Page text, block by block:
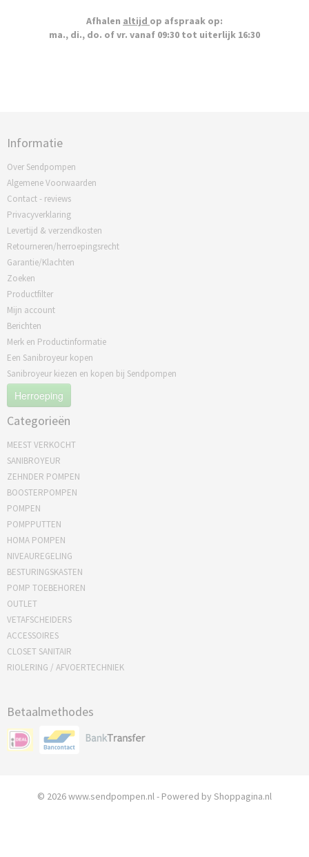
Afhalen altijd op afspraak op:
ma., di., do. of vr. vanaf 09:30 tot uiterlijk 16:30
Informatie
Over Sendpompen
Algemene Voorwaarden
Contact - reviews
Privacyverklaring
Levertijd & verzendkosten
Retourneren/herroepingsrecht
Garantie/Klachten
Zoeken
Productfilter
Mijn account
Berichten
Merk en Productinformatie
Een Sanibroyeur kopen
Sanibroyeur kiezen en kopen bij Sendpompen
Herroeping
Categorieën
MEEST VERKOCHT
SANIBROYEUR
ZEHNDER POMPEN
BOOSTERPOMPEN
POMPEN
POMPPUTTEN
HOMA POMPEN
NIVEAUREGELING
BESTURINGSKASTEN
POMP TOEBEHOREN
OUTLET
VETAFSCHEIDERS
ACCESSOIRES
CLOSET SANITAIR
RIOLERING / AFVOERTECHNIEK
Betaalmethodes
© 2026 www.sendpompen.nl - Powered by Shoppagina.nl